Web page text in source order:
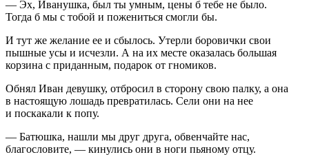
— Эх, Иванушка, был ты умным, цены б тебе не было.
Тогда б мы с тобой и пожениться смогли бы.
И тут же желание ее и сбылось. Утерли боровички свои
пышные усы и исчезли. А на их месте оказалась большая
корзина с приданным, подарок от гномиков.
Обнял Иван девушку, отбросил в сторону свою палку, а она
в настоящую лошадь превратилась. Сели они на нее
и поскакали к попу.
— Батюшка, нашли мы друг друга, обвенчайте нас,
благословите, — кинулись они в ноги пьяному отцу.